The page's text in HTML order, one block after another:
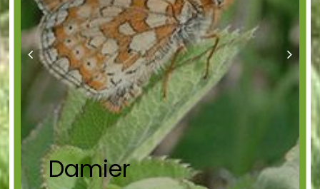
Damier